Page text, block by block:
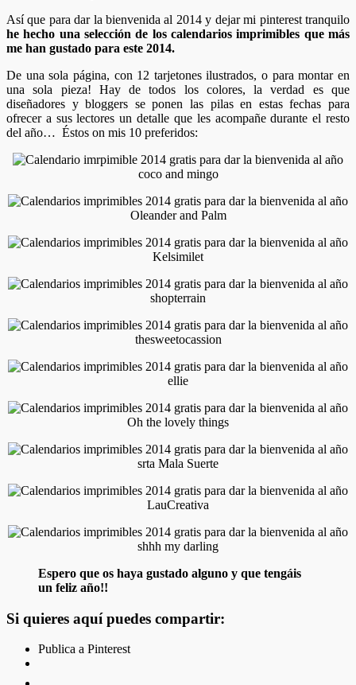
Así que para dar la bienvenida al 2014 y dejar mi pinterest tranquilo
he hecho una selección de los calendarios imprimibles que más
me han gustado para este 2014.
De una sola página, con 12 tarjetones ilustrados, o para montar en
una sola pieza! Hay de todos los colores, la verdad es que
diseñadores y bloggers se ponen las pilas en estas fechas para
ofrecer a sus lectores un detalle que les acompañe durante el resto
del año… Éstos on mis 10 preferidos:
coco and mingo
Oleander and Palm
Kelsimilet
shopterrain
thesweetocassion
ellie
Oh the lovely things
srta Mala Suerte
LauCreativa
shhh my darling
Espero que os haya gustado alguno y que tengáis
un feliz año!!
Si quieres aquí puedes compartir:
Publica a Pinterest